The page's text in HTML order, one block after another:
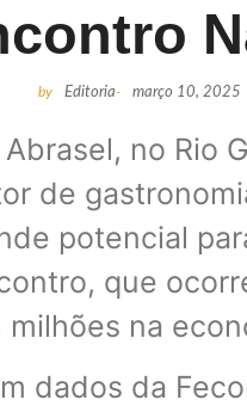
by Editoria- março 10, 2025
no Rio
de
potencial
que
na
dados da